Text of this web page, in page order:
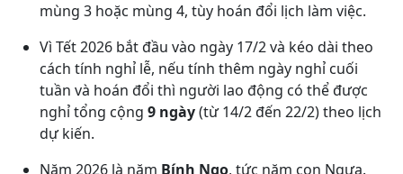
mùng 3 hoặc mùng 4, tùy hoán đổi lịch làm việc.
Vì Tết 2026 bắt đầu vào ngày 17/2 và kéo dài theo
cách tính nghỉ lễ, nếu tính thêm ngày nghỉ cuối
tuần và hoán đổi thì người lao động có thể được
nghỉ tổng cộng 9 ngày(từ 14/2 đến 22/2) theo lịch
dự kiến.
Năm 2026 là năm Bính Ngọ, tức năm con Ngựa.